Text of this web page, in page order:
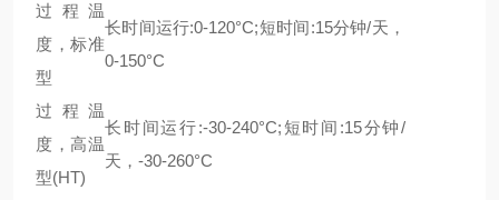
过程温
度，标准
型
长时间运行:0-120°C;短时间:15分钟/天，
0-150°C
过程温
度，高温
型(HT)
长时间运行:-30-240°C;短时间:15分钟/
天，-30-260°C